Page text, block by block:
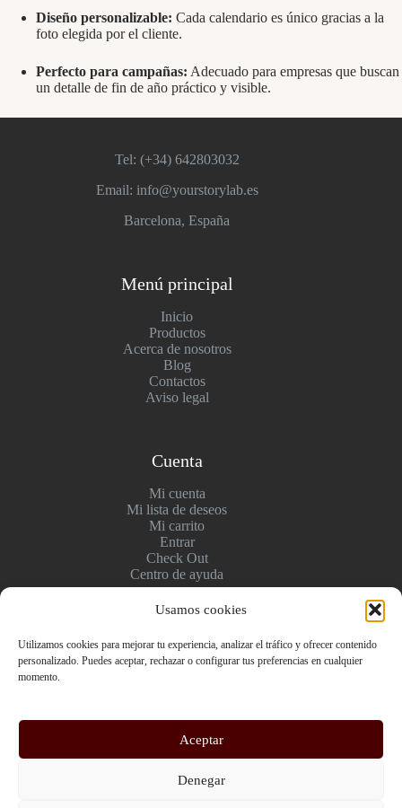
Usamos cookies
Utilizamos cookies para mejorar tu experiencia, analizar el tráfico y ofrecer contenido
personalizado. Puedes aceptar, rechazar o configurar tus preferencias en cualquier
momento.
Aceptar
Denegar
Diseño personalizable: Cada calendario es único gracias a la
foto elegida por el cliente.
Perfecto para campañas: Adecuado para empresas que buscan
un detalle de fin de año práctico y visible.
Tel: (+34) 642803032
Email: info@yourstorylab.es
Barcelona, España
Menú principal
Inicio
Productos
Acerca de nosotros
Blog
Contactos
Aviso legal
Cuenta
Mi cuenta
Mi lista de deseos
Mi carrito
Entrar
Check Out
Centro de ayuda
Pagos y entregas
Envío y pago
Pago seguro
Copyright © 2026 Regalos Personalizados en Barcelona |